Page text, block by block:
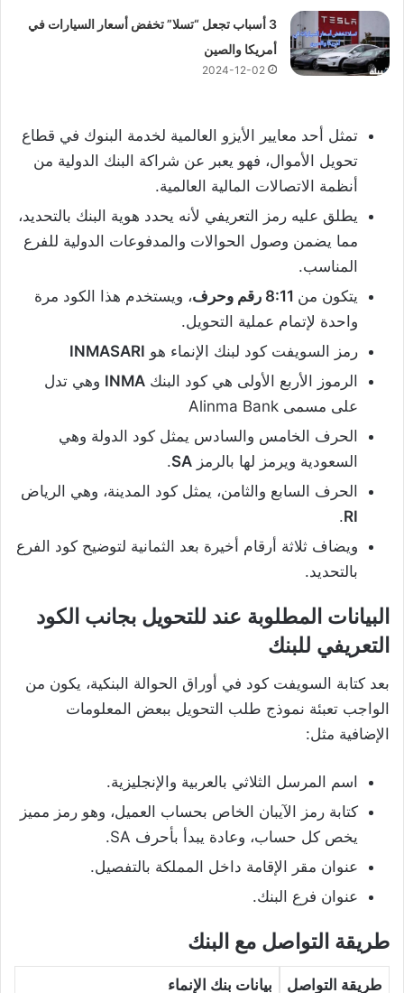
3 أسباب تجعل “تسلا” تخفض أسعار السيارات في
أمريكا والصين
2024-12-02
تمثل أحد معايير الأيزو العالمية لخدمة البنوك في قطاع
تحويل الأموال، فهو يعبر عن شراكة البنك الدولية من
أنظمة الاتصالات المالية العالمية.
يطلق عليه رمز التعريفي لأنه يحدد هوية البنك بالتحديد،
مما يضمن وصول الحوالات والمدفوعات الدولية للفرع
المناسب.
يتكون من
، ويستخدم هذا الكود مرة
واحدة لإتمام عملية التحويل.
رمز السويفت كود لبنك الإنماء هو INMASARI
الرموز الأربع الأولى هي كود البنك INMA وهي تدل
على مسمى Alinma Bank
الحرف الخامس والسادس يمثل كود الدولة وهي
السعودية ويرمز لها بالرمز SA
.
الحرف السابع والثامن، يمثل كود المدينة، وهي الرياض
RI
.
ويضاف ثلاثة أرقام أخيرة بعد الثمانية لتوضيح كود الفرع
بالتحديد.
البيانات المطلوبة عند للتحويل بجانب الكود
التعريفي للبنك
بعد كتابة السويفت كود في أوراق الحوالة البنكية، يكون من
الواجب تعبئة نموذج طلب التحويل ببعض المعلومات
الإضافية مثل:
اسم المرسل الثلاثي بالعربية والإنجليزية.
كتابة رمز الآيبان الخاص بحساب العميل، وهو رمز مميز
يخص كل حساب، وعادة يبدأ بأحرف SA.
عنوان مقر الإقامة داخل المملكة بالتفصيل.
عنوان فرع البنك.
طريقة التواصل مع البنك
طريقة التواصل بيانات بنك الإنماء